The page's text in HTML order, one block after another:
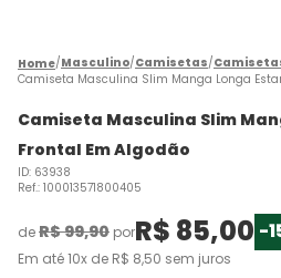
Masculino Camisetas
Camiseta Masculina Slim Manga Longa
Camiseta Masculina Slim
Frontal Em Algodão
ID: 63938
Ref.: 100013571800405
deR$99,90 porR$ 85,00 -
Em até10x de R$ 8,50 sem juros